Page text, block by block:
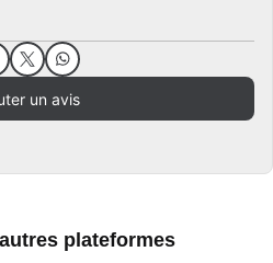
un avis
plateformes